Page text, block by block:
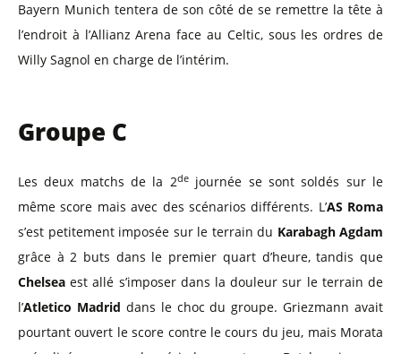
Bayern Munich tentera de son côté de se remettre la tête à
l’endroit à l’Allianz Arena face au Celtic, sous les ordres de
Willy Sagnol en charge de l’intérim.
Groupe C
Les deux matchs de la 2dejournée se sont soldés sur le
même score mais avec des scénarios différents. L’AS Roma
s’est petitement imposée sur le terrain du Karabagh Agdam
grâce à 2 buts dans le premier quart d’heure, tandis que
Chelsea est allé s’imposer dans la douleur sur le terrain de
l’Atletico Madrid dans le choc du groupe. Griezmann avait
pourtant ouvert le score contre le cours du jeu, mais Morata